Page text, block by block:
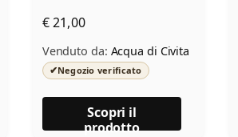
€ 21,00
Venduto da: Acqua di Civita
✔Negozio verificato
Scopri il
prodotto